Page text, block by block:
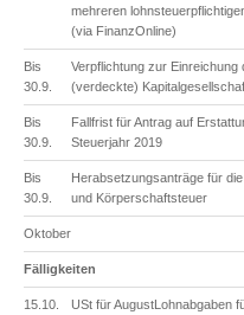
mehreren
(via FinanzOnline)
Bis
30.9.
Verpflichtung zur
(verdeckte)
Bis
30.9.
Fallfrist für Antrag auf
Steuerjahr 2019
Bis
30.9.
Herabsetzungsanträge für
und Körperschaftsteuer
Oktober
Fälligkeiten
15.10. USt für AugustLohnabgaben